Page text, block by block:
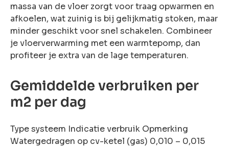
massa van de vloer zorgt voor traag opwarmen en
afkoelen, wat zuinig is bij gelijkmatig stoken, maar
minder geschikt voor snel schakelen. Combineer
je vloerverwarming met een warmtepomp, dan
profiteer je extra van de lage temperaturen.
Gemiddelde verbruiken per
m2 per dag
Type systeem Indicatie verbruik Opmerking
Watergedragen op cv-ketel (gas) 0,010 – 0,015